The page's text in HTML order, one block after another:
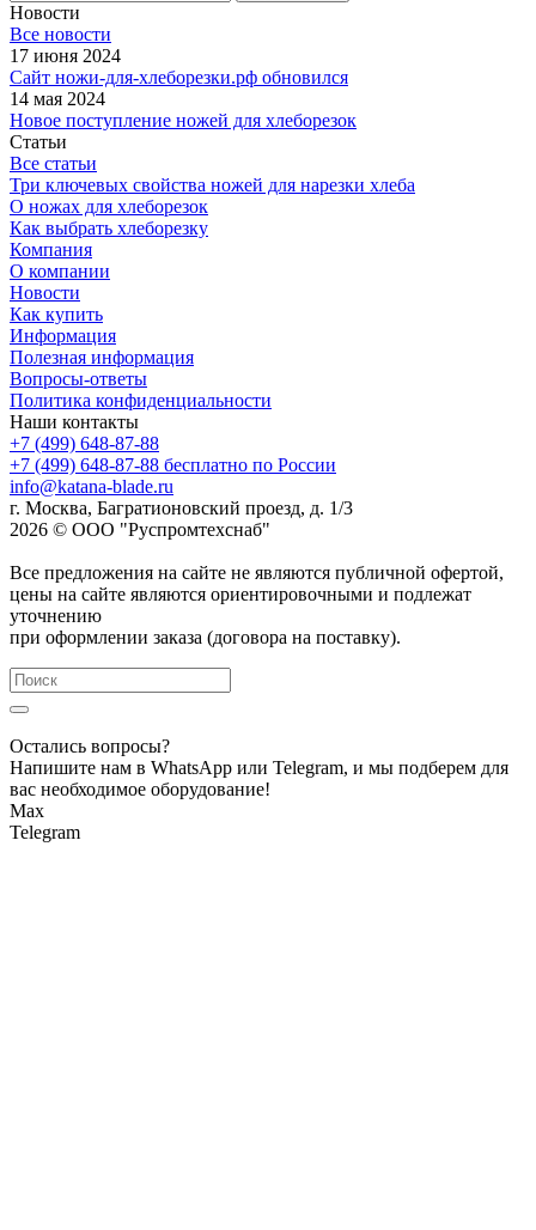
Новости
Все новости
17 июня 2024
Сайт ножи-для-хлеборезки.рф обновился
14 мая 2024
Новое поступление ножей для хлеборезок
Статьи
Все статьи
Три ключевых свойства ножей для нарезки хлеба
О ножах для хлеборезок
Как выбрать хлеборезку
Компания
О компании
Новости
Как купить
Информация
Полезная информация
Вопросы-ответы
Политика конфиденциальности
Наши контакты
+7 (499) 648-87-88
+7 (499) 648-87-88 бесплатно по России
info@katana-blade.ru
г. Москва, Багратионовский проезд, д. 1/3
2026 © ООО "Руспромтехснаб"
Все предложения на сайте не являются публичной офертой,
цены на сайте являются ориентировочными и подлежат
уточнению
при оформлении заказа (договора на поставку).
Остались вопросы?
Напишите нам в WhatsApp или Telegram, и мы подберем для
вас необходимое оборудование!
Max
Telegram